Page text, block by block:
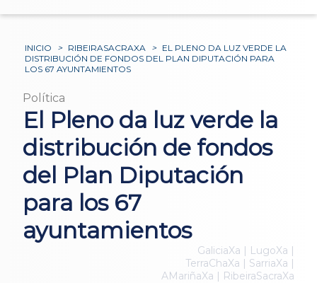
INICIO > RIBEIRASACRAXA > EL PLENO DA LUZ VERDE LA
DISTRIBUCIÓN DE FONDOS DEL PLAN DIPUTACIÓN PARA
LOS 67 AYUNTAMIENTOS
Política
El Pleno da luz verde la
distribución de fondos
del Plan Diputación
para los 67
ayuntamientos
GaliciaXa | LugoXa |
TerraChaXa | SarriaXa |
AMariñaXa | RibeiraSacraXa